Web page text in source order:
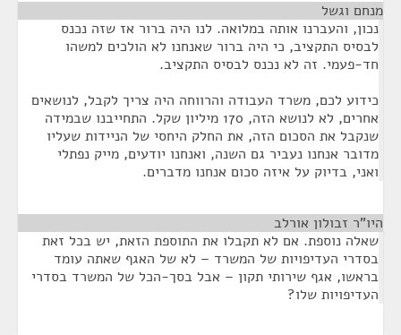
מנחם וגשל
נכון, והעברנו אותה במלואה. לנו היה ברור אז שזה נכנס
לבסיס התקציב, כי היה ברור שאנחנו לא הולכים למשהו
חד-פעמי. זה לא נכנס לבסיס התקציב.
כידוע לכם, משרד העבודה והרווחה היה צריך לקבל, לנושאים
אחרים, לא לנושא הזה, 170 מיליון שקל. התחייבנו שבמידה
שנקבל את הסכום הזה, את החלק היחסי של הניידות שעליו
מדובר אנחנו נעביר גם השנה, ואנחנו יודעים, מייק נפתלי
ואני, בדיוק על איזה סכום אנחנו מדברים.
היו"ר זבולון אורלב
שאלה נוספת. אם לא תקבלו את התוספת הזאת, יש בכל זאת
בסדרי העדיפויות של המשרד – לא של האגף שאתה עומד
בראשו, אגף שירותי תקון – אבל בסך-הכל של המשרד בסדרי
העדיפויות שלו?